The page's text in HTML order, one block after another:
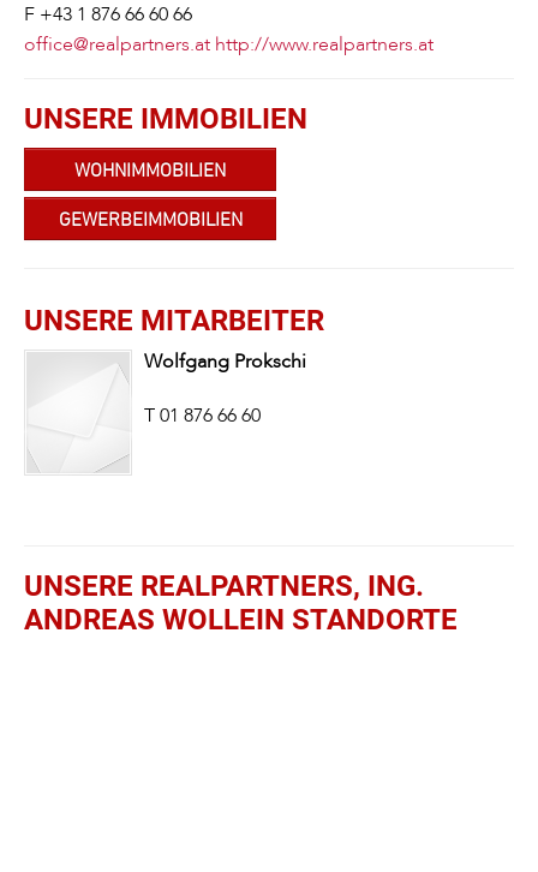
F +43 1 876 66 60 66
office@realpartners.at http://www.realpartners.at
UNSERE IMMOBILIEN
WOHNIMMOBILIEN
GEWERBEIMMOBILIEN
UNSERE MITARBEITER
Wolfgang Prokschi
T01 876 66 60
UNSERE REALPARTNERS, ING.
ANDREAS WOLLEIN STANDORTE